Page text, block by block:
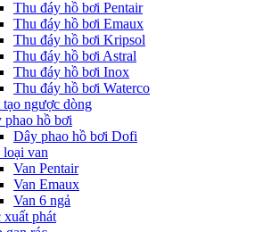
Thu đáy hồ bơi Pentair
Thu đáy hồ bơi Emaux
Thu đáy hồ bơi Kripsol
Thu đáy hồ bơi Astral
Thu đáy hồ bơi Inox
Thu đáy hồ bơi Waterco
tạo ngược dòng
phao hồ bơi
Dây phao hồ bơi Dofi
loại van
Van Pentair
Van Emaux
Van 6 ngả
xuất phát